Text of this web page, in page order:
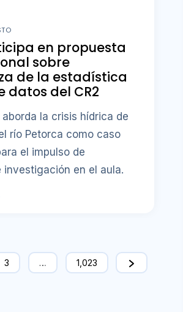
en propuesta
sobre
de la estadística
datos del CR2
la crisis hídrica de
río Petorca como caso
el impulso de
investigación en el aula.
3 … 1,023